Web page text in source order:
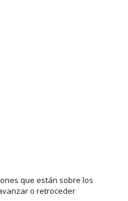
que están sobre los
o retroceder